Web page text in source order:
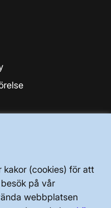
kakor (cookies) för att
på vår
webbplatsen
1200, 172 24